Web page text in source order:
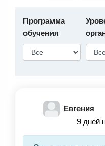
Программа
обучения
Евгения
9 дней